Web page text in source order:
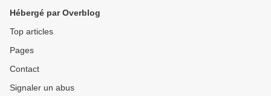
Hébergé par Overblog
Top articles
Pages
Contact
Signaler un abus